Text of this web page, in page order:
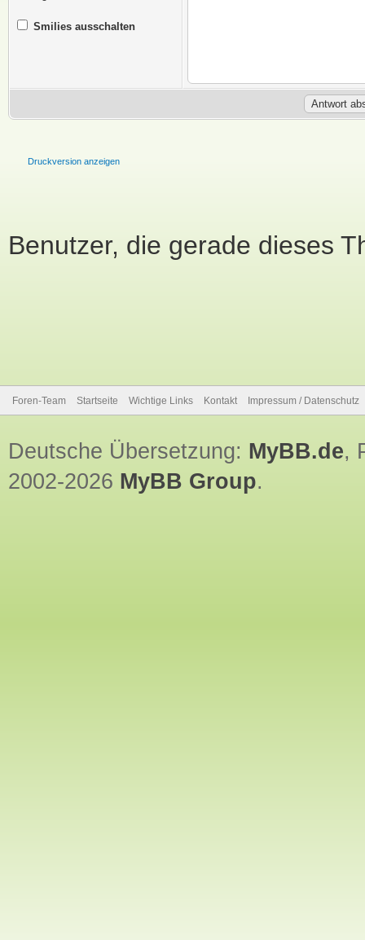
Smilies ausschalten
Druckversion anzeigen
Benutzer, die gerade dieses
Foren-Team Startseite Wichtige Links Kontakt Impressum / Datenschutz
Deutsche Übersetzung: MyBB.de,
2002-2026 MyBB Group.